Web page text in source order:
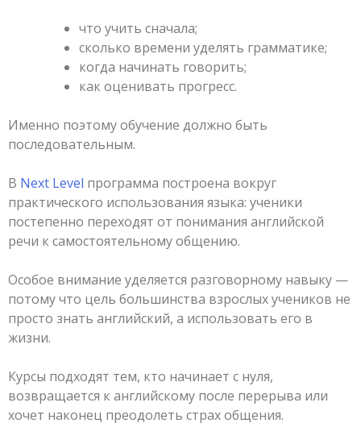
что учить сначала;
сколько времени уделять грамматике;
когда начинать говорить;
как оценивать прогресс.
Именно поэтому обучение должно быть
последовательным.
В Next Level программа построена вокруг
практического использования языка: ученики
постепенно переходят от понимания английской
речи к самостоятельному общению.
Особое внимание уделяется разговорному навыку —
потому что цель большинства взрослых учеников не
просто знать английский, а использовать его в
жизни.
Курсы подходят тем, кто начинает с нуля,
возвращается к английскому после перерыва или
хочет наконец преодолеть страх общения.